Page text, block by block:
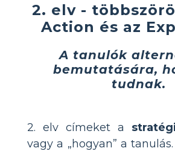
2. elv -
Action és az
A tanulók
bemutatására,
tudnak.
2. elv címeket a
vagy a „hogyan” a